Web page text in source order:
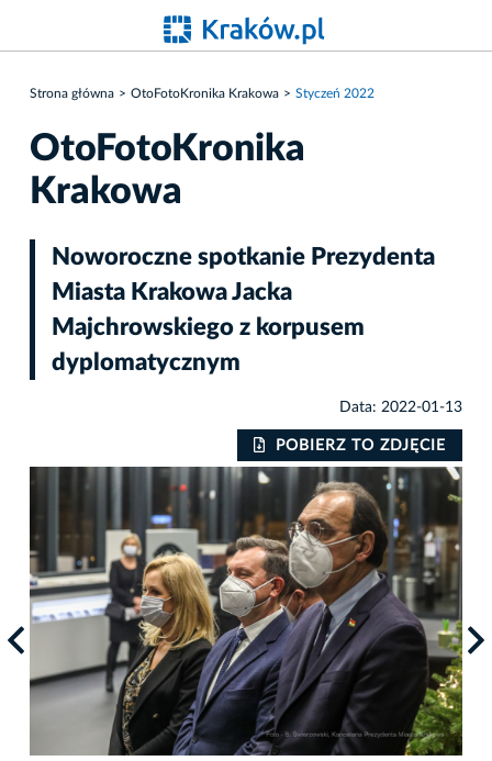
Strona główna OtoFotoKronika Krakowa Styczeń 2022
OtoFotoKronika
Krakowa
Noworoczne spotkanie Prezydenta
Miasta Krakowa Jacka
Majchrowskiego z korpusem
dyplomatycznym
Data: 2022-01-13
POBIERZ TO ZDJĘCIE